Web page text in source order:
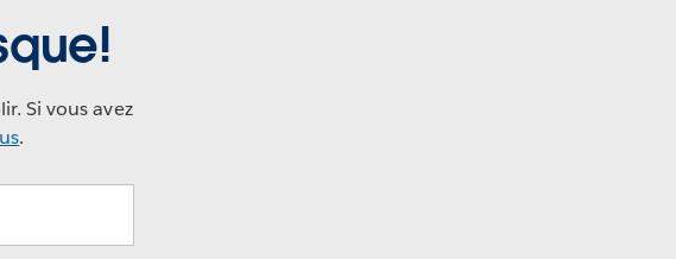
Si vous avez
.